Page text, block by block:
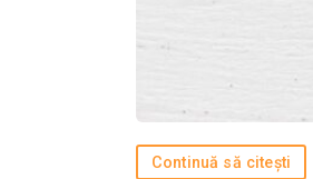
Continuă să citești